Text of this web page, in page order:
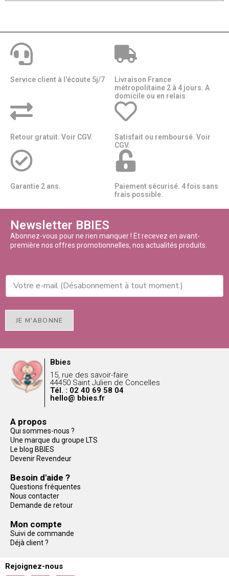
Service client à l'écoute 5j/7
Livraison France
métropolitaine 2 à 4 jours. A
domicile ou en relais​​
Retour gratuit. Voir CGV.
Satisfait ou remboursé. Voir
CGV.
Garantie 2 ans.
Paiement sécurisé. 4 fois sans
frais possible.
Newsletter BBIES
Abonnez-vous pour ne rien manquer ! Et recevez en avant-
première nos offres promotionnelles, nos actualités produits.
JE M'ABONNE
Bbies
15, rue des savoir-faire
44450 Saint Julien de Concelles
Tél. : 02 40 69 58 04
hello@ bbies.fr
A propos
Qui sommes-nous ?
Une marque du groupe LTS
Le blog BBIES
Devenir Revendeur
Besoin d'aide ?
Questions fréquentes
Nous contacter
Demande de retour
Mon compte
Suivi de commande
Déjà client ?
Rejoignez-nous